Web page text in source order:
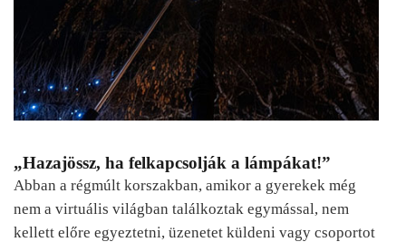
„Hazajössz, ha felkapcsolják a lámpákat!”
Abban a régmúlt korszakban, amikor a gyerekek még
nem a virtuális világban találkoztak egymással, nem
kellett előre egyeztetni, üzenetet küldeni vagy csoportot